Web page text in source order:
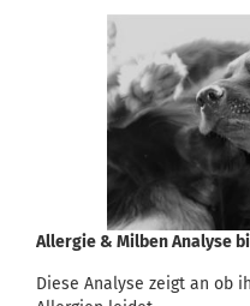
Allergie & Milben Analyse
Diese Analyse zeigt an ob